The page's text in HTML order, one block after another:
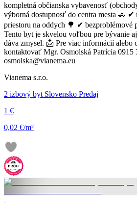
kompletná občianska vybavenosť
výborná dostupnosť do centra mesta 🚗 ✔
priestoru na oddych 🌳 ✔
Tento byt je skvelou voľbou pre bývanie
dáva zmysel. 📩 Pre viac informácií alebo
kontaktovať Mgr. Osmolská Patrícia 0915
osmolska@vianema.eu
Vianema s.r.o.
2 izbový byt Slovensko Predaj
1 €
0,02 €/m²